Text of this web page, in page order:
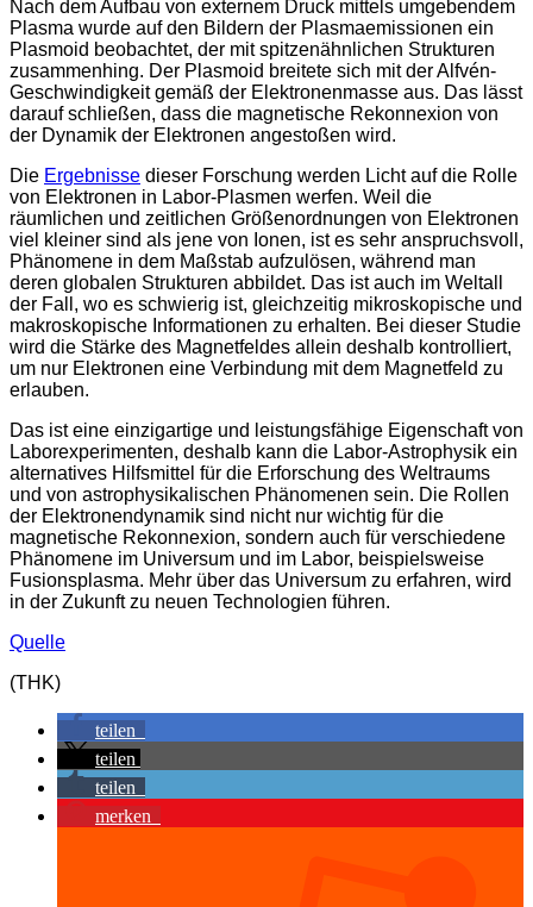
Nach dem Aufbau von externem Druck mittels umgebendem
Plasma wurde auf den Bildern der Plasmaemissionen ein
Plasmoid beobachtet, der mit spitzenähnlichen Strukturen
zusammenhing. Der Plasmoid breitete sich mit der Alfvén-
Geschwindigkeit gemäß der Elektronenmasse aus. Das lässt
darauf schließen, dass die magnetische Rekonnexion von
der Dynamik der Elektronen angestoßen wird.
Die Ergebnisse dieser Forschung werden Licht auf die Rolle
von Elektronen in Labor-Plasmen werfen. Weil die
räumlichen und zeitlichen Größenordnungen von Elektronen
viel kleiner sind als jene von Ionen, ist es sehr anspruchsvoll,
Phänomene in dem Maßstab aufzulösen, während man
deren globalen Strukturen abbildet. Das ist auch im Weltall
der Fall, wo es schwierig ist, gleichzeitig mikroskopische und
makroskopische Informationen zu erhalten. Bei dieser Studie
wird die Stärke des Magnetfeldes allein deshalb kontrolliert,
um nur Elektronen eine Verbindung mit dem Magnetfeld zu
erlauben.
Das ist eine einzigartige und leistungsfähige Eigenschaft von
Laborexperimenten, deshalb kann die Labor-Astrophysik ein
alternatives Hilfsmittel für die Erforschung des Weltraums
und von astrophysikalischen Phänomenen sein. Die Rollen
der Elektronendynamik sind nicht nur wichtig für die
magnetische Rekonnexion, sondern auch für verschiedene
Phänomene im Universum und im Labor, beispielsweise
Fusionsplasma. Mehr über das Universum zu erfahren, wird
in der Zukunft zu neuen Technologien führen.
Quelle
(THK)
teilen
teilen
teilen
merken